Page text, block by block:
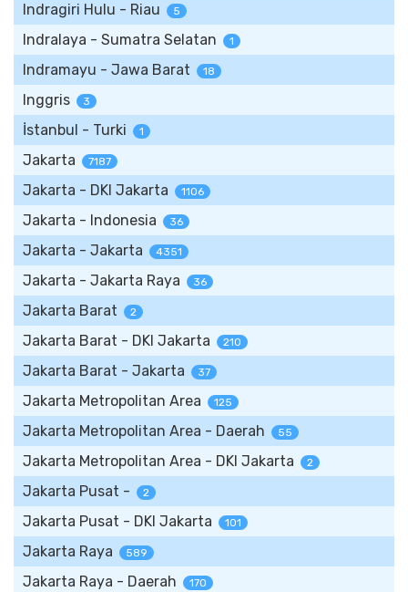
Indragiri Hulu - Riau 5
Indralaya - Sumatra Selatan 1
Indramayu - Jawa Barat 18
Inggris 3
İstanbul - Turki 1
Jakarta 7187
Jakarta - DKI Jakarta 1106
Jakarta - Indonesia 36
Jakarta - Jakarta 4351
Jakarta - Jakarta Raya 36
Jakarta Barat 2
Jakarta Barat - DKI Jakarta 210
Jakarta Barat - Jakarta 37
Jakarta Metropolitan Area 125
Jakarta Metropolitan Area - Daerah 55
Jakarta Metropolitan Area - DKI Jakarta 2
Jakarta Pusat - 2
Jakarta Pusat - DKI Jakarta 101
Jakarta Raya 589
Jakarta Raya - Daerah 170